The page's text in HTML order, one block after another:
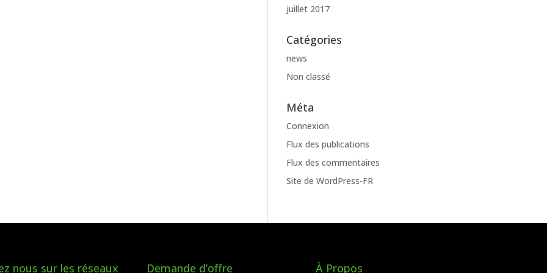
juillet 2017
Catégories
news
Non classé
Méta
Connexion
Flux des publications
Flux des commentaires
Site de WordPress-FR
nous sur les réseaux Demande d’offre À Propos